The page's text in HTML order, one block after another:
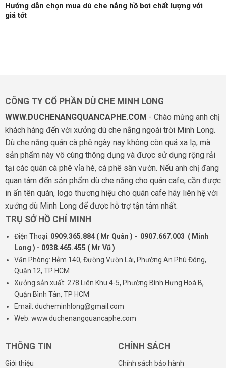
Hướng dẫn chọn mua dù che nắng hồ bơi chất lượng với
giá tốt
CÔNG TY CỔ PHẦN DÙ CHE MINH LONG
WWW.DUCHENANGQUANCAPHE.COM - Chào mừng anh chị
khách hàng đến với xưởng dù che nắng ngoài trời Minh Long.
Dù che nắng quán cà phê ngày nay không còn quá xa lạ, mà
sản phẩm này vô cùng thông dụng và được sử dụng rộng rải
tại các quán cà phê vỉa hè, cà phê sân vườn. Nếu anh chị đang
quan tâm đến sản phẩm dù che nắng cho quán cafe, cần được
in ấn tên quán, logo thương hiệu cho quán cafe hãy liên hệ với
xưởng dù Minh Long để được hỗ trợ tận tâm nhất.
TRỤ SỞ HỒ CHÍ MINH
Điện Thoại: 0909.365.884 ( Mr Quân ) - 0907.667.003 ( Minh
Long ) - 0938.465.455 ( Mr Vũ )
Văn Phòng: Hẻm 140, Đường Vườn Lài, Phường An Phú Đông,
Quận 12, TP HCM
Xưởng sản xuất: 278 Liên Khu 4-5, Phường Bình Hưng Hoà B,
Quận Bình Tân, TP HCM
Email: ducheminhlong@gmail.com
Web: www.duchenangquancaphe.com
THÔNG TIN
Giới thiệu
CHÍNH SÁCH
Chính sách bảo hành